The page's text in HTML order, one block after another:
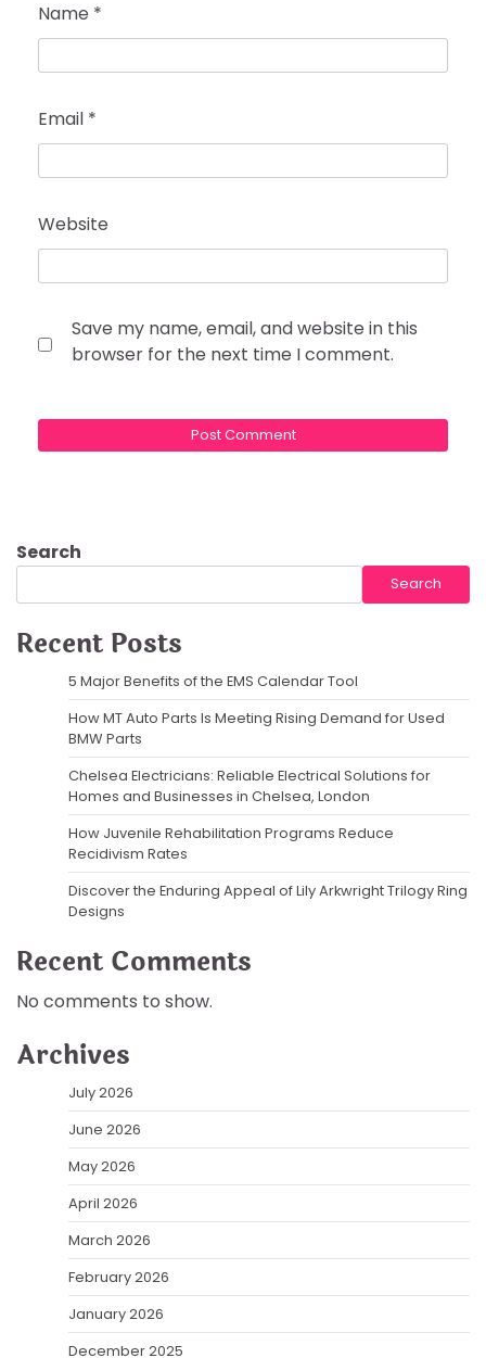
Name *
Email *
Website
Save my name, email, and website in this
browser for the next time I comment.
Search
Search
Recent Posts
5 Major Benefits of the EMS Calendar Tool
How MT Auto Parts Is Meeting Rising Demand for Used
BMW Parts
Chelsea Electricians: Reliable Electrical Solutions for
Homes and Businesses in Chelsea, London
How Juvenile Rehabilitation Programs Reduce
Recidivism Rates
Discover the Enduring Appeal of Lily Arkwright Trilogy Ring
Designs
Recent Comments
No comments to show.
Archives
July 2026
June 2026
May 2026
April 2026
March 2026
February 2026
January 2026
December 2025